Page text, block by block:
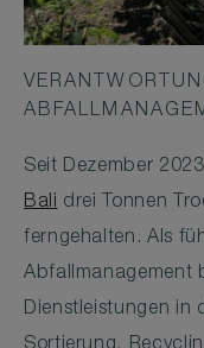
Seit Dezember
Bali drei Tonnen
ferngehalten. Als
Abfallmanagement
Dienstleistungen in